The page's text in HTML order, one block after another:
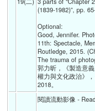
(1839-1982)”, pp.
Optional:
Good, Jennifer.
11th: Spectacle,
Routledge, 2015.
The trauma of
郭力昕，《製造意
權力與文化政治》
2018。
閱讀流動影像 -